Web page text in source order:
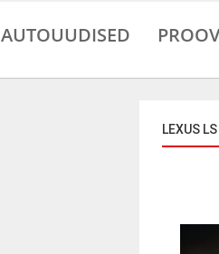
AUTOUUDISED
LEXUS LS